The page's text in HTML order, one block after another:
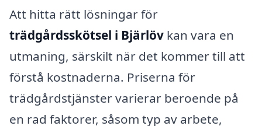
Att hitta rätt lösningar för
trädgårdsskötsel i Bjärlöv kan vara en
utmaning, särskilt när det kommer till att
förstå kostnaderna. Priserna för
trädgårdstjänster varierar beroende på
en rad faktorer, såsom typ av arbete,